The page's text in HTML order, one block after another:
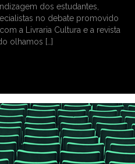
dos estudantes,
no debate promovido
a Livraria Cultura e a revista
olhamos […]